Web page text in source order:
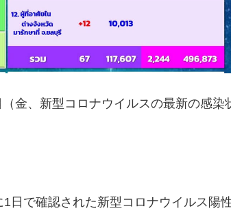
金、新型コロナウイルスの最新の感染
日で確認された新型コロナウイルス陽